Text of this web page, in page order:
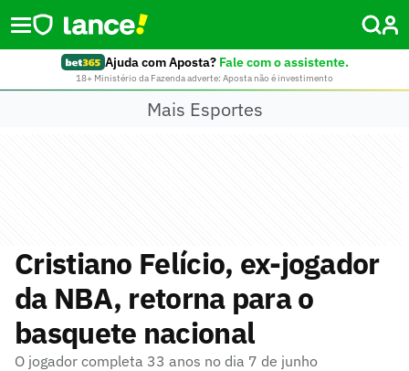
Ajuda com Aposta? Fale com o assistente.
18+ Ministério da Fazenda adverte: Aposta não é investimento
Mais Esportes
Cristiano Felício, ex-jogador
da NBA, retorna para o
basquete nacional
O jogador completa 33 anos no dia 7 de junho